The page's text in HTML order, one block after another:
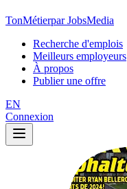
TonMétierpar JobsMedia
Recherche d'emplois
Meilleurs employeurs
À propos
Publier une offre
EN
Connexion